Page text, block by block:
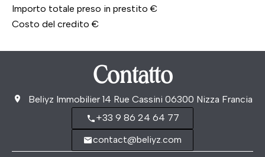
Importo totale preso in prestito €
Costo del credito €
Contatto
Beliyz Immobilier14 Rue Cassini 06300 Nizza Francia
+33 9 86 24 64 77
contact@beliyz.com